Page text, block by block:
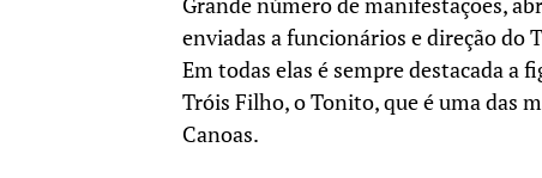
enviadas a funcionários e direção do
Em todas elas é sempre destacada
Tróis Filho, o Tonito, que é uma das
Canoas.